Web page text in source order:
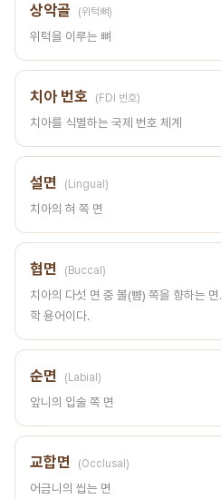
상악골 (위턱뼈)
위턱을 이루는 뼈
치아 번호 (FDI 번호)
치아를 식별하는 국제 번호 체계
설면 (Lingual)
치아의 혀 쪽 면
협면 (Buccal)
치아의 다섯 면 중 볼(뺨) 쪽을 향하는
학 용어이다.
순면 (Labial)
앞니의 입술 쪽 면
교합면 (Occlusal)
어금니의 씹는 면